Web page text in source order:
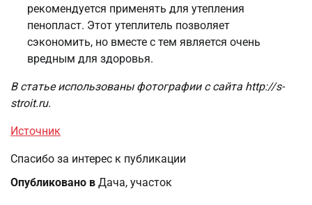
рекомендуется применять для утепления
пенопласт. Этот утеплитель позволяет
сэкономить, но вместе с тем является очень
вредным для здоровья.
В статье использованы фотографии с сайта http://s-
stroit.ru.
Источник
Спасибо за интерес к публикации
Опубликовано в Дача, участок